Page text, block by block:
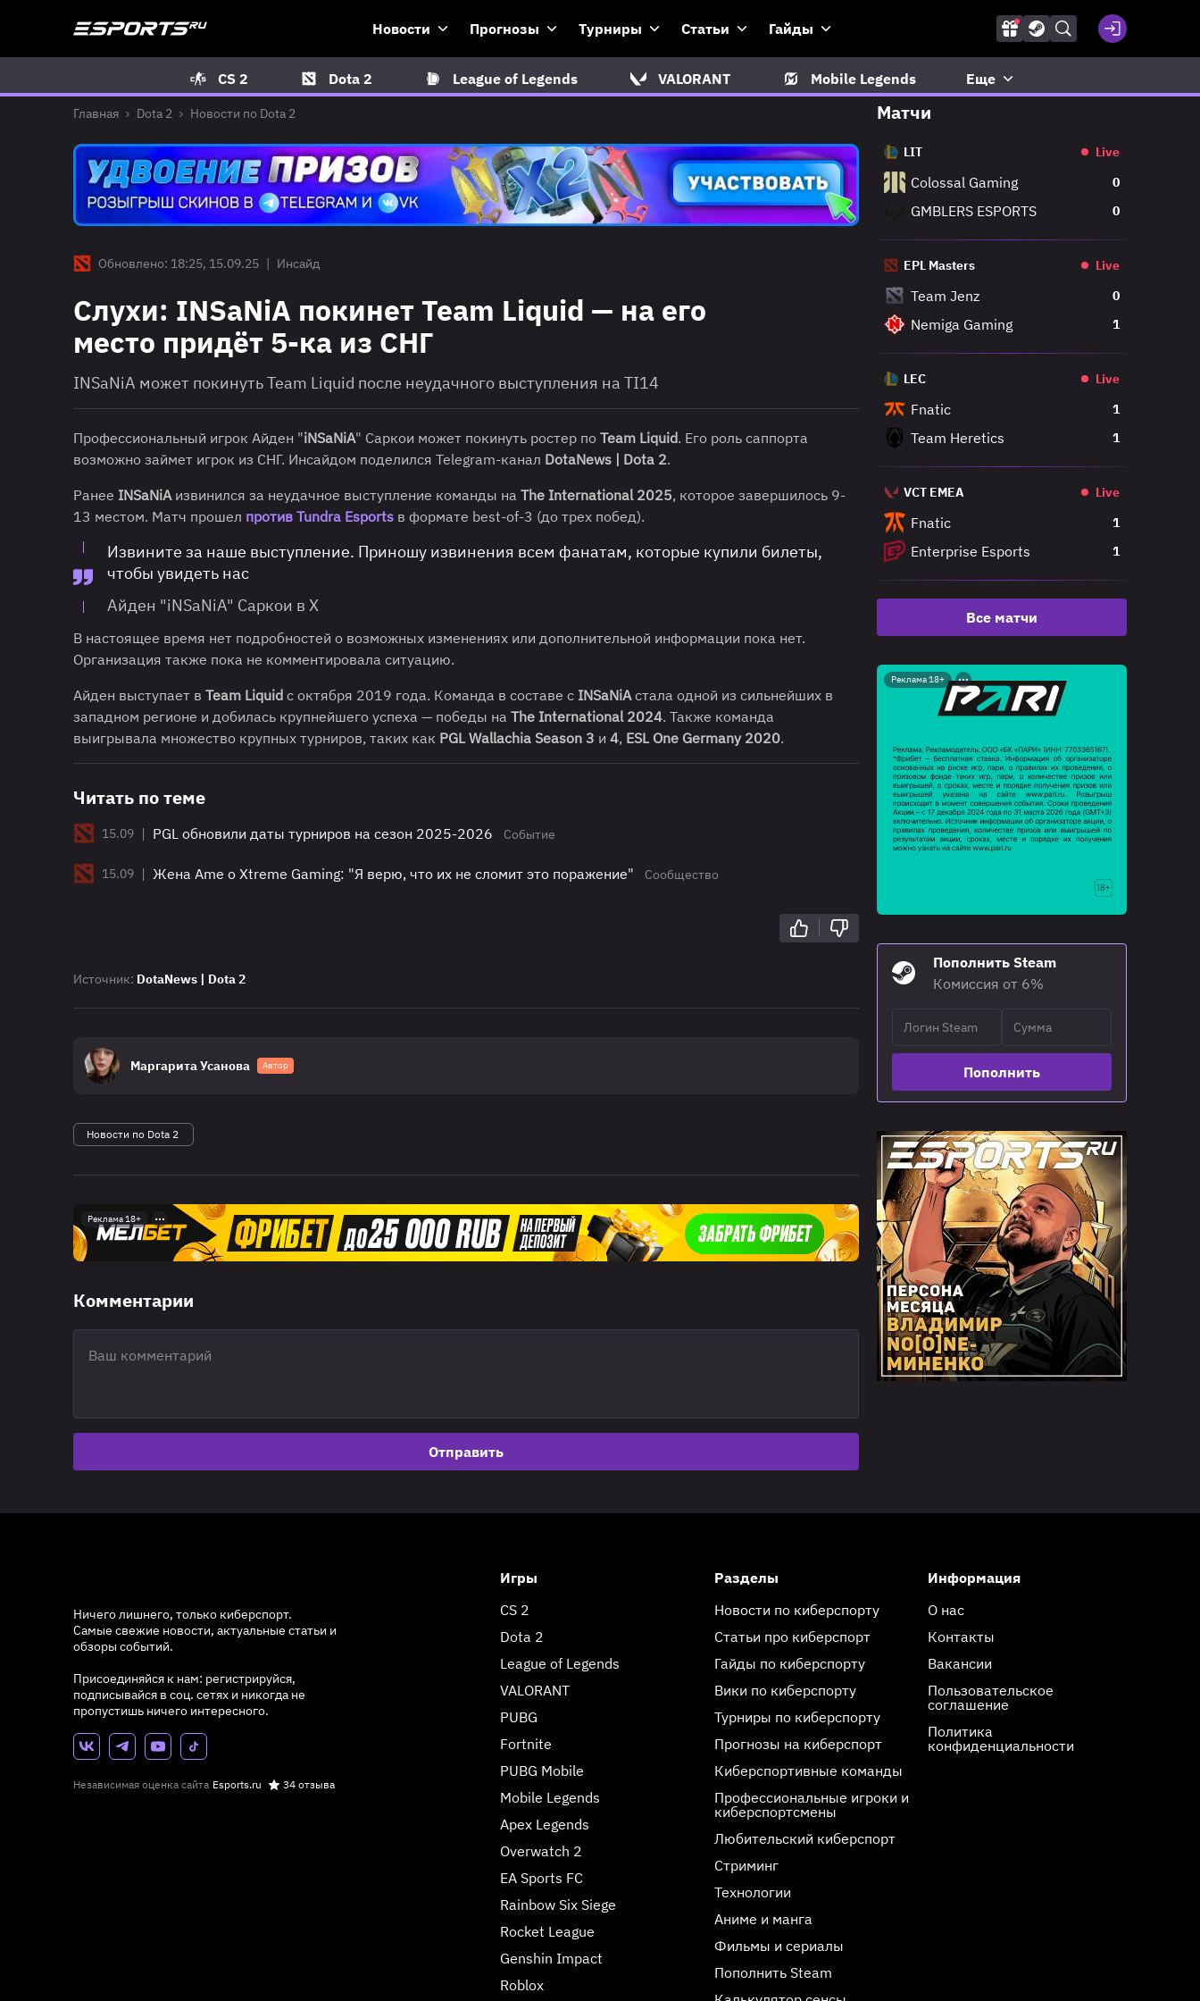
Новости Прогнозы Турниры Статьи Гайды
CS 2 Dota 2 League of Legends VALORANT Mobile Legends Еще
Главная Dota 2 Новости по Dota 2
Обновлено: 18:25, 15.09.25 | Инсайд
Слухи: INSaNiA покинет Team Liquid — на его
место придёт 5-ка из СНГ
INSaNiA может покинуть Team Liquid после неудачного выступления на TI14
Профессиональный игрок Айден "iNSaNiA" Саркои может покинуть ростер по Team Liquid. Его роль саппорта
возможно займет игрок из СНГ. Инсайдом поделился Telegram-канал DotaNews | Dota 2.
Ранее INSaNiAизвинился за неудачное выступление команды на The International 2025, которое завершилось 9-
13 местом. Матч прошел против Tundra Esports в формате best-of-3 (до трех побед).
Извините за наше выступление. Приношу извинения всем фанатам, которые купили билеты,
чтобы увидеть нас
Айден "iNSaNiA" Саркои в X
В настоящее время нет подробностей о возможных изменениях или дополнительной информации пока нет.
Организация также пока не комментировала ситуацию.
Айден выступает в Team Liquid с октября 2019 года. Команда в составе с INSaNiAстала одной из сильнейших в
западном регионе и добилась крупнейшего успеха — победы на The International 2024. Также команда
выигрывала множество крупных турниров, таких как PGL Wallachia Season 3 и 4, ESL One Germany 2020.
Читать по теме
15.09 | PGL обновили даты турниров на сезон 2025-2026 Событие
15.09 | Жена Ame о Xtreme Gaming: "Я верю, что их не сломит это поражение" Сообщество
Источник: DotaNews | Dota 2
Маргарита Усанова Автор
Новости по Dota 2
Реклама 18+
Комментарии
Отправить
Матчи
LIT Live
Colossal Gaming 0
GMBLERS ESPORTS 0
EPL Masters Live
Team Jenz 0
Nemiga Gaming 1
LEC Live
Fnatic 1
Team Heretics 1
VCT EMEA Live
Fnatic 1
Enterprise Esports 1
Все матчи
Реклама 18+
Пополнить Steam
Комиссия от 6%
Пополнить
Ничего лишнего, только киберспорт.
Самые свежие новости, актуальные статьи и
обзоры событий.
Присоединяйся к нам: регистрируйся,
подписывайся в соц. сетях и никогда не
пропустишь ничего интересного.
Независимая оценка сайта Esports.ru 34 отзыва
Игры
CS 2
Dota 2
League of Legends
VALORANT
PUBG
Fortnite
PUBG Mobile
Mobile Legends
Apex Legends
Overwatch 2
EA Sports FC
Rainbow Six Siege
Rocket League
Genshin Impact
Roblox
Разделы
Новости по киберспорту
Статьи про киберспорт
Гайды по киберспорту
Вики по киберспорту
Турниры по киберспорту
Прогнозы на киберспорт
Киберспортивные команды
Профессиональные игроки и
киберспортсмены
Любительский киберспорт
Стриминг
Технологии
Аниме и манга
Фильмы и сериалы
Пополнить Steam
Информация
О нас
Контакты
Вакансии
Пользовательское
соглашение
Политика
конфиденциальности